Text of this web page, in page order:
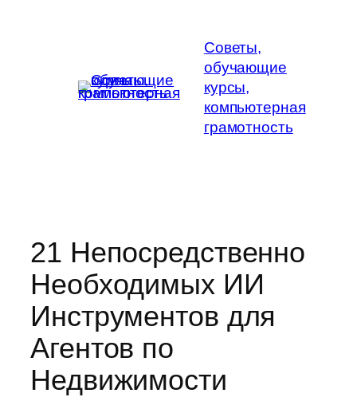
Советы,
обучающие
курсы,
компьютерная
грамотность
21 Непосредственно
Необходимых ИИ
Инструментов для
Агентов по
Недвижимости